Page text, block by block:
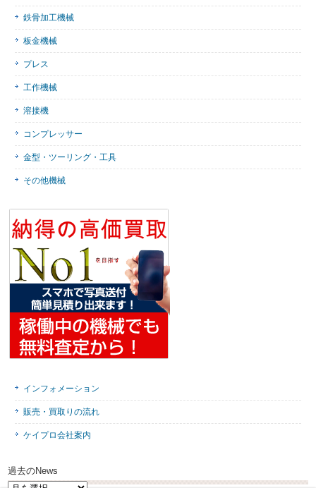
鉄骨加工機械
板金機械
プレス
工作機械
溶接機
コンプレッサー
金型・ツーリング・工具
その他機械
インフォメーション
販売・買取りの流れ
ケイプロ会社案内
過去のNews